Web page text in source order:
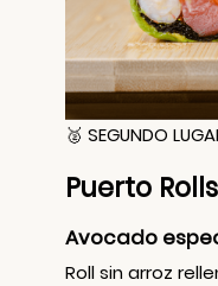
🥈 SEGUNDO
Puerto Rolls
Avocado
Roll sin arroz